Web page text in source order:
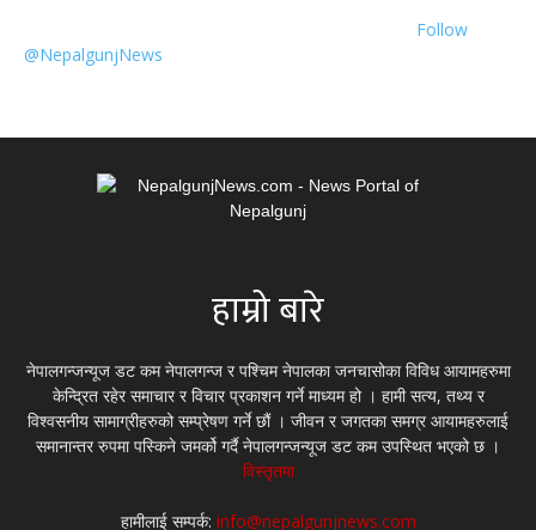
Follow
@NepalgunjNews
हाम्रो बारे
नेपालगन्जन्यूज डट कम नेपालगन्ज र पश्चिम नेपालका जनचासोका विविध आयामहरुमा
केन्द्रित रहेर समाचार र विचार प्रकाशन गर्ने माध्यम हो । हामी सत्य, तथ्य र
विश्वसनीय सामाग्रीहरुको सम्प्रेषण गर्ने छौं । जीवन र जगतका समग्र आयामहरुलाई
समानान्तर रुपमा पस्किने जमर्को गर्दै नेपालगन्जन्यूज डट कम उपस्थित भएको छ ।
विस्तृतमा
हामीलाई सम्पर्क: info@nepalgunjnews.com